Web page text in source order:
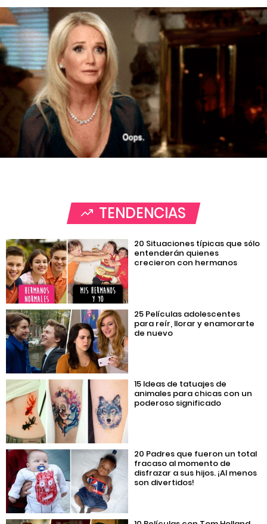
TENDENCIAS
20 Situaciones típicas que sólo
entenderán quienes
crecieron con hermanos
25 Películas adolescentes
para reír, llorar y enamorarte
de nuevo
15 Ideas de tatuajes de
animales para chicas con un
poderoso significado
20 Padres que fueron un total
fracaso al momento de
disfrazar a sus hijos. ¡Al menos
son divertidos!